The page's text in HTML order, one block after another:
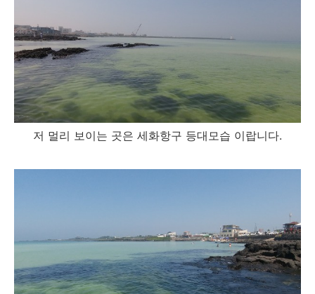
저 멀리 보이는 곳은 세화항구 등대모습 이랍니다.